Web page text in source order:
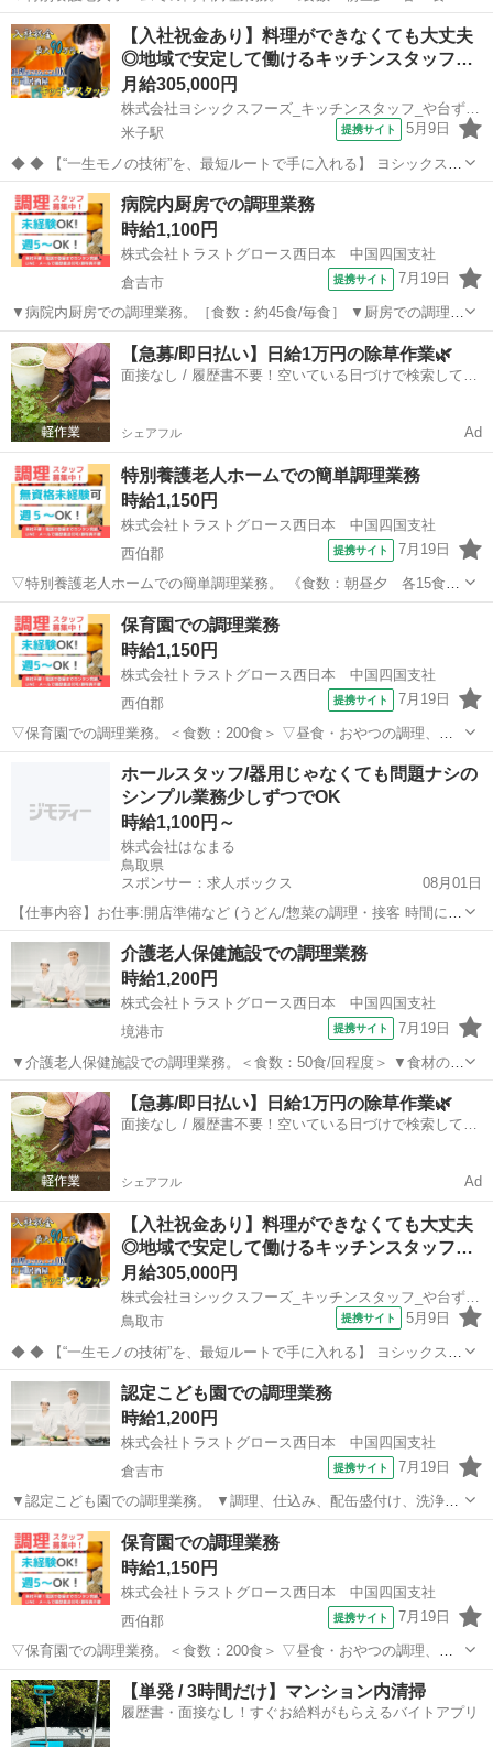
職員体制：調理員1～2名/日 》 ▽パウチされたものの温め、刻み、盛
付け、炊飯、みそ汁調理 等。 (クックチルの為、1から作ることはあ
りません。) ▽制服：貸...
鳥取 西伯郡 キッチン
【入社祝金あり】料理ができなくても大丈夫
◎地域で安定して働けるキッチンスタッフ…
月給305,000円
株式会社ヨシックスフーズ_キッチンスタッフ_や台ずし米子駅前町 (正社員)
米子駅
提携サイト 5月9日
◆ ◆ 【“一生モノの技術”を、最短ルートで手に入れる】 ヨシックスフ
ーズが運営する寿司居酒屋「や台ずし」では、 鮮魚の一部を加工済み
の状態で仕入れることで仕込みの負担を大幅に削減しています。 入社
後は余計な工程に時間...
鳥取 米子市 米子駅 キッチン
病院内厨房での調理業務
時給1,100円
株式会社トラストグロース西日本 中国四国支社
倉吉市
提携サイト 7月19日
▼病院内厨房での調理業務。［食数：約45食/毎食］ ▼厨房での調理・
盛付け・配膳・下膳・食器や調理器具の洗浄・下処理・清掃 等。 ▼
制服：貸与あり。 〇20代-50代職員活躍中。 【必須資格・条件】 ◇不
問 ※お仕事N...
鳥取 倉吉市 キッチン
【急募/即日払い】日給1万円の除草作業🌿
面接なし / 履歴書不要！空いている日づけで検索して即
シェアフル Ad
特別養護老人ホームでの簡単調理業務
時給1,150円
株式会社トラストグロース西日本 中国四国支社
西伯郡
提携サイト 7月19日
▽特別養護老人ホームでの簡単調理業務。 《食数：朝昼夕 各15食／
職員体制：調理員1～2名/日 》 ▽パウチされたものの温め、刻み、盛
付け、炊飯、みそ汁調理 等。 (クックチルの為、1から作ることはあ
りません。) ▽制服：貸...
鳥取 西伯郡 キッチン
保育園での調理業務
時給1,150円
株式会社トラストグロース西日本 中国四国支社
西伯郡
提携サイト 7月19日
▽保育園での調理業務。＜食数：200食＞ ▽昼食・おやつの調理、仕
込み、盛付け、食器洗浄、食材発注 等。 ▽制服：貸与あり。 〇食事
不問 ※お仕...
キッチン
ホールスタッフ/器用じゃなくても問題ナシの
シンプル業務少しずつでOK
時給1,100円～
株式会社はなまる
鳥取県
スポンサー：求人ボックス
08月01日
【仕事内容】お仕事:開店準備など (うどん/惣菜の調理・接客 時間によ
る) 早朝は開店作業から。 お店を開けて、電気をつけて のぼりを出し
て、店内清掃。 具体的に何をどうやるの?は、 もちろん最初にしっか
りお教えします。 「一度で...
アルバイト・パート
介護老人保健施設での調理業務
時給1,200円
株式会社トラストグロース西日本 中国四国支社
境港市
提携サイト 7月19日
▼介護老人保健施設での調理業務。＜食数：50食/回程度＞ ▼食材の調
理、仕込み、刻み、盛付け、配膳・下膳、食器洗浄、清掃 等。 ▼制
服：貸与あり。 ※採用後、入職前に健康診断・検便の提出必須。 〇屋
外喫煙所有り。 〇20代...
鳥取 境港市 キッチン
【急募/即日払い】日給1万円の除草作業🌿
面接なし / 履歴書不要！空いている日づけで検索して即
シェアフル Ad
【入社祝金あり】料理ができなくても大丈夫
◎地域で安定して働けるキッチンスタッフ…
月給305,000円
株式会社ヨシックスフーズ_キッチンスタッフ_や台ずし鳥取駅前町 (正社員)
鳥取市
提携サイト 5月9日
◆ ◆ 【“一生モノの技術”を、最短ルートで手に入れる】 ヨシックスフ
ーズが運営する寿司居酒屋「や台ずし」では、 鮮魚の一部を加工済み
の状態で仕入れることで仕込みの負担を大幅に削減しています。 入社
後は余計な工程に時間...
鳥取 鳥取市 キッチン
認定こども園での調理業務
時給1,200円
株式会社トラストグロース西日本 中国四国支社
倉吉市
提携サイト 7月19日
▼認定こども園での調理業務。 ▼調理、仕込み、配缶盛付け、洗浄、
清掃 等。 ▼制服：貸与あり。 ※採用後、入職前に健康診断・検便の
提出必須。 〇食事：360円/日 〇20代-60代女性スタッフ活躍中。 【必
須資格・条件】...
鳥取 倉吉市 キッチン
保育園での調理業務
時給1,150円
株式会社トラストグロース西日本 中国四国支社
西伯郡
提携サイト 7月19日
▽保育園での調理業務。＜食数：200食＞ ▽昼食・おやつの調理、仕
込み、盛付け、食器洗浄、食材発注 等。 ▽制服：貸与あり。 〇食事
補助：あり 〇20代-60代女性スタッフ活躍中。 【必須資格・条件】 ◇
不問 ※お仕...
鳥取 西伯郡 キッチン
【単発 / 3時間だけ】マンション内清掃
履歴書・面接なし！すぐお給料がもらえるバイトアプリ